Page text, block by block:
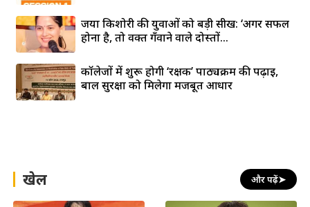
जया किशोरी की युवाओं को बड़ी सीख: ‘अगर सफल
होना है, तो वक्त गँवाने वाले दोस्तों...
कॉलेजों में शुरू होगी ‘रक्षक’ पाठ्यक्रम की पढ़ाई,
बाल सुरक्षा को मिलेगा मजबूत आधार
खेल और पढ़ें➤